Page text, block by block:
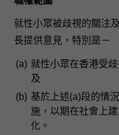
就性小眾被歧視的關注
長提供意見，特別是－
(a) 就性小眾在香港受
及
(b) 基於上述(a)段的情
施，以期在社會上
化。